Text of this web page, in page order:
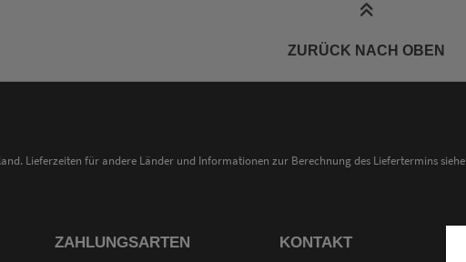
ZURÜCK NACH OBEN
Lieferzeiten für andere Länder und Informationen zur Berechnung des Liefertermins siehe
ZAHLUNGSARTEN KONTAKT